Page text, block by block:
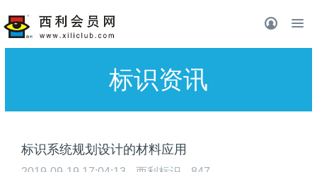
标识资讯
标识系统规划设计的材料应用